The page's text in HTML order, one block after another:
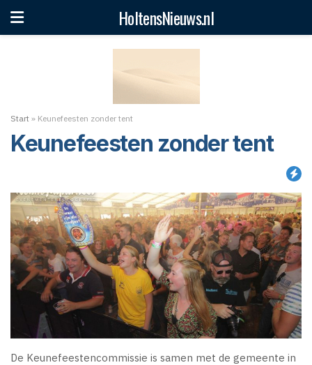
HoltensNieuws.nl
Start » Keunefeesten zonder tent
Keunefeesten zonder tent
De Keunefeestencommissie is samen met de gemeente in